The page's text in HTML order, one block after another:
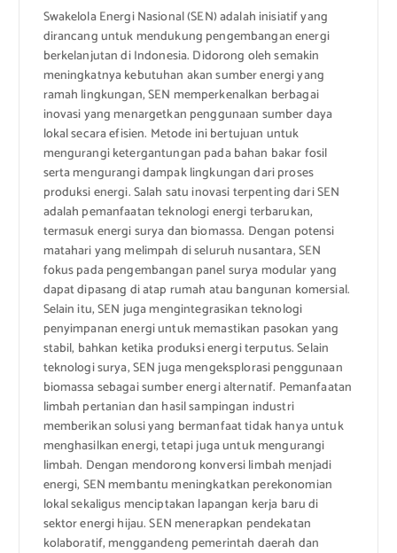
Swakelola Energi Nasional (SEN) adalah inisiatif yang
dirancang untuk mendukung pengembangan energi
berkelanjutan di Indonesia. Didorong oleh semakin
meningkatnya kebutuhan akan sumber energi yang
ramah lingkungan, SEN memperkenalkan berbagai
inovasi yang menargetkan penggunaan sumber daya
lokal secara efisien. Metode ini bertujuan untuk
mengurangi ketergantungan pada bahan bakar fosil
serta mengurangi dampak lingkungan dari proses
produksi energi. Salah satu inovasi terpenting dari SEN
adalah pemanfaatan teknologi energi terbarukan,
termasuk energi surya dan biomassa. Dengan potensi
matahari yang melimpah di seluruh nusantara, SEN
fokus pada pengembangan panel surya modular yang
dapat dipasang di atap rumah atau bangunan komersial.
Selain itu, SEN juga mengintegrasikan teknologi
penyimpanan energi untuk memastikan pasokan yang
stabil, bahkan ketika produksi energi terputus. Selain
teknologi surya, SEN juga mengeksplorasi penggunaan
biomassa sebagai sumber energi alternatif. Pemanfaatan
limbah pertanian dan hasil sampingan industri
memberikan solusi yang bermanfaat tidak hanya untuk
menghasilkan energi, tetapi juga untuk mengurangi
limbah. Dengan mendorong konversi limbah menjadi
energi, SEN membantu meningkatkan perekonomian
lokal sekaligus menciptakan lapangan kerja baru di
sektor energi hijau. SEN menerapkan pendekatan
kolaboratif, menggandeng pemerintah daerah dan